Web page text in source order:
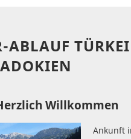
ABLAUF
Willkommen
Ankunft